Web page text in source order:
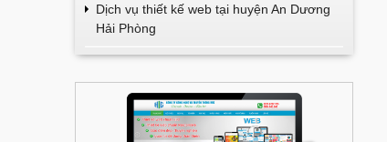
Dịch vụ thiết kế web tại huyện An Dương
Hải Phòng